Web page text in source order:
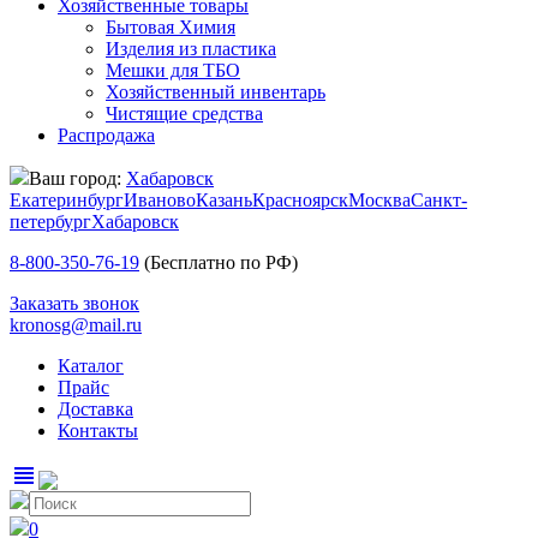
Хозяйственные товары
Бытовая Химия
Изделия из пластика
Мешки для ТБО
Хозяйственный инвентарь
Чистящие средства
Распродажа
Ваш город: Хабаровск
ЕкатеринбургИвановоКазаньКрасноярскМоскваСанкт-
петербургХабаровск
8-800-350-76-19 (Бесплатно по РФ)
Заказать звонок
kronosg@mail.ru
Каталог
Прайс
Доставка
Контакты
view_headline
0